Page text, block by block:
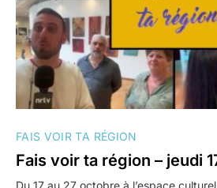
FAIS VOIR TA RÉGION
Fais voir ta région – jeudi